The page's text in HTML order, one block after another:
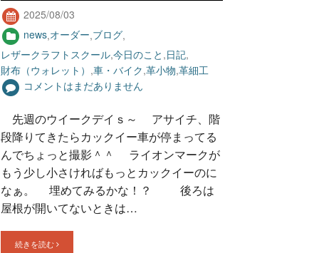
2025/08/03
news,オーダー,ブログ,
レザークラフトスクール,今日のこと ,日記,
財布（ウォレット） ,車・バイク,革小物,革細工
コメントはまだありません
先週のウイークデイｓ～ アサイチ、階
段降りてきたらカックイー車が停まってる
んでちょっと撮影＾＾ ライオンマークが
もう少し小さければもっとカックイーのに
なぁ。 埋めてみるかな！？ 後ろは
屋根が開いてないときは…
続きを読む